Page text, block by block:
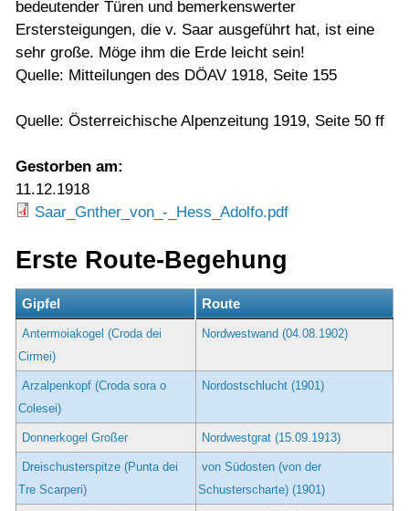
bedeutender Türen und bemerkenswerter
Erstersteigungen, die v. Saar ausgeführt hat, ist eine
sehr große. Möge ihm die Erde leicht sein!
Quelle: Mitteilungen des DÖAV 1918, Seite 155
Quelle: Österreichische Alpenzeitung 1919, Seite 50 ff
Gestorben am:
11.12.1918
Saar_Gnther_von_-_Hess_Adolfo.pdf
Erste Route-Begehung
Gipfel Route
Antermoiakogel (Croda dei
Cirmei)
Nordwestwand (04.08.1902)
Arzalpenkopf (Croda sora o
Colesei)
Nordostschlucht (1901)
Donnerkogel Großer Nordwestgrat (15.09.1913)
Dreischusterspitze (Punta dei
Tre Scarperi)
von Südosten (von der
Schusterscharte) (1901)